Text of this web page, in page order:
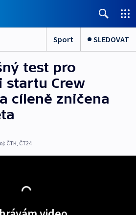
Sport SLEDOVAT
test pro
startu Crew
cíleně zničena
ČTK, ČT24